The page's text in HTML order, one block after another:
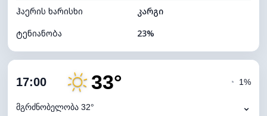
ჰაერის ხარისხი
კარგი
ტენიანობა
23%
ღრუბლიანობა
ნამის წერტილი
17:00 33°
მგრძნობელობა 32°
◔ 1%
⌄